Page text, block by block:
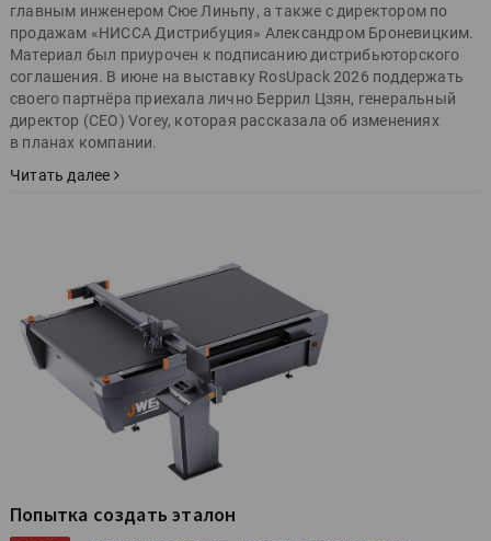
главным инженером Сюе Линьпу, а также с директором по
продажам «НИССА Дистрибуция» Александром Броневицким.
Материал был приурочен к подписанию дистрибьюторского
соглашения. В июне на выставку RosUpack 2026 поддержать
своего партнёра приехала лично Беррил Цзян, генеральный
директор (CEO) Vorey, которая рассказала об изменениях
в планах компании.
Читать далее
Попытка создать эталон